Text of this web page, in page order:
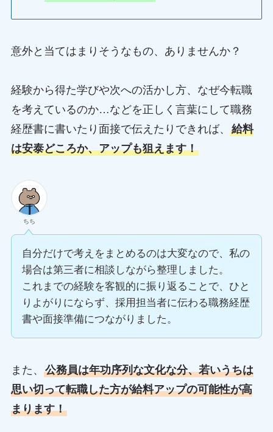
意外と当てはまりそうなもの、ありませんか？
経験から得た学びや次への活かし方、なぜ今転職
を考えているのか…などを正しく言葉にして職務
経歴書に書いたり面接で伝えたりできれば、 給料
は安泰どころか、アップも狙えます！
ちち
自分だけで考えをまとめるのは大変なので、私の
場合は第三者に相談しながら整理しました。
これまでの経験を客観的に振り返ることで、ひと
りよがりにならず、採用担当者に伝わる職務経歴
書や面接準備につながりました。
また、 公務員は年功序列な文化な分、若いうちは
思い切って転職した方が給料アップの可能性が高
まります！